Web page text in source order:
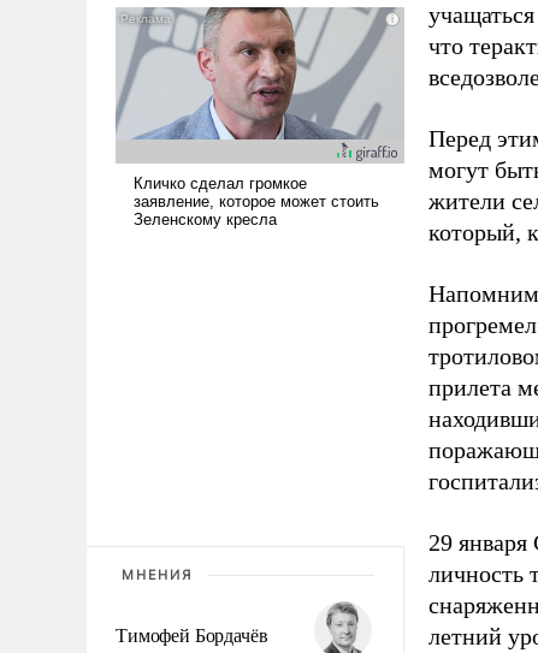
МНЕНИЯ
Тимофей Бордачёв
что
Перед
могут
жители
который,
прилета
29
личность
летний